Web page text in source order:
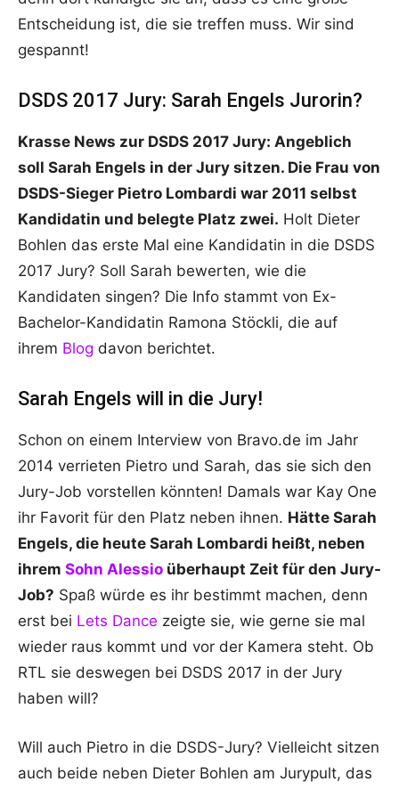
Entscheidung ist, die sie treffen muss. Wir sind
gespannt!
DSDS 2017 Jury: Sarah Engels Jurorin?
Krasse News zur DSDS 2017 Jury: Angeblich
soll Sarah Engels in der Jury sitzen. Die Frau von
DSDS-Sieger Pietro Lombardi war 2011 selbst
Kandidatin und belegte Platz zwei. Holt Dieter
Bohlen das erste Mal eine Kandidatin in die DSDS
2017 Jury? Soll Sarah bewerten, wie die
Kandidaten singen? Die Info stammt von Ex-
Bachelor-Kandidatin Ramona Stöckli, die auf
ihrem Blog davon berichtet.
Sarah Engels will in die Jury!
Schon on einem Interview von Bravo.de im Jahr
2014 verrieten Pietro und Sarah, das sie sich den
Jury-Job vorstellen könnten! Damals war Kay One
ihr Favorit für den Platz neben ihnen. Hätte Sarah
Engels, die heute Sarah Lombardi heißt, neben
ihrem Sohn Alessio überhaupt Zeit für den Jury-
Job? Spaß würde es ihr bestimmt machen, denn
erst bei Lets Dance zeigte sie, wie gerne sie mal
wieder raus kommt und vor der Kamera steht. Ob
RTL sie deswegen bei DSDS 2017 in der Jury
haben will?
Will auch Pietro in die DSDS-Jury? Vielleicht sitzen
auch beide neben Dieter Bohlen am Jurypult, das